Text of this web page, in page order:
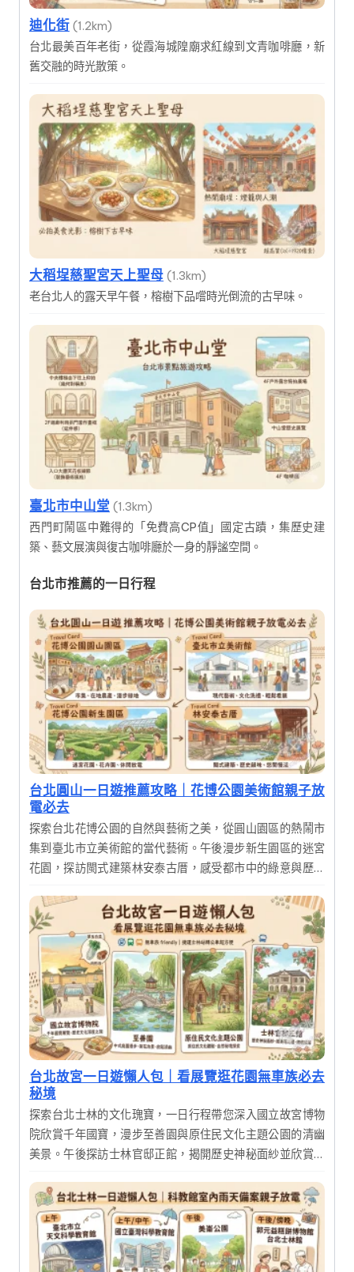
迪化街 (1.2km)
台北最美百年老街，從霞海城隍廟求紅線到文青咖啡廳，新
舊交融的時光散策。
大稻埕慈聖宮天上聖母 (1.3km)
老台北人的露天早午餐，榕樹下品嚐時光倒流的古早味。
臺北市中山堂 (1.3km)
西門町鬧區中難得的「免費高CP值」國定古蹟，集歷史建
築、藝文展演與復古咖啡廳於一身的靜謐空間。
台北市推薦的一日行程
台北圓山一日遊推薦攻略｜花博公園美術館親子放
電必去
探索台北花博公園的自然與藝術之美，從圓山園區的熱鬧市
集到臺北市立美術館的當代藝術。午後漫步新生園區的迷宮
花園，探訪閩式建築林安泰古厝，感受都市中的綠意與歷史
台北故宮一日遊懶人包｜看展覽逛花園無車族必去
秘境
探索台北士林的文化瑰寶，一日行程帶您深入國立故宮博物
院欣賞千年國寶，漫步至善園與原住民文化主題公園的清幽
美景。午後探訪士林官邸正館，揭開歷史神秘面紗並欣賞絕